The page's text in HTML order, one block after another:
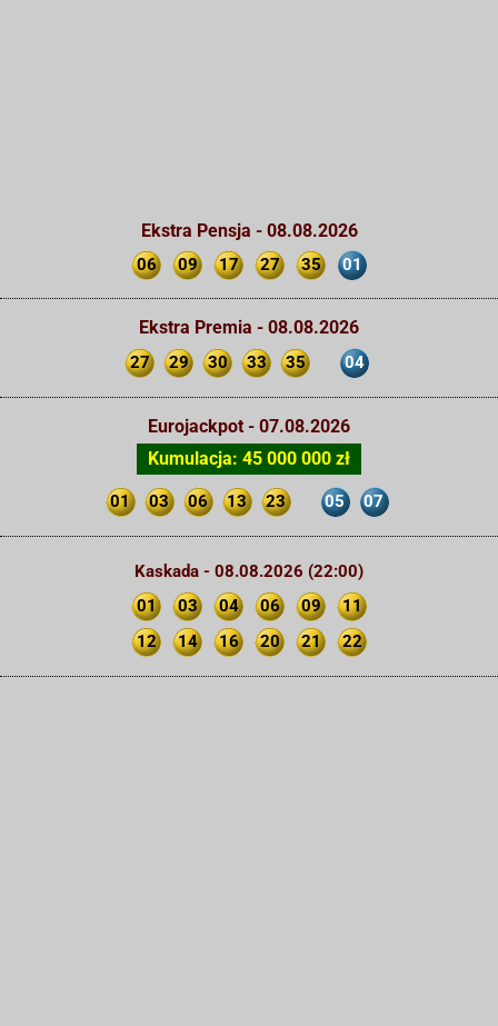
Ekstra Pensja - 08.08.2026
06 09 17 27 35 01
Ekstra Premia - 08.08.2026
27 29 30 33 35 04
Eurojackpot - 07.08.2026
Kumulacja: 45 000 000 zł
01 03 06 13 23 05 07
Kaskada - 08.08.2026 (22:00)
01
03 04 06 09
11
12
14 16 20 21 22